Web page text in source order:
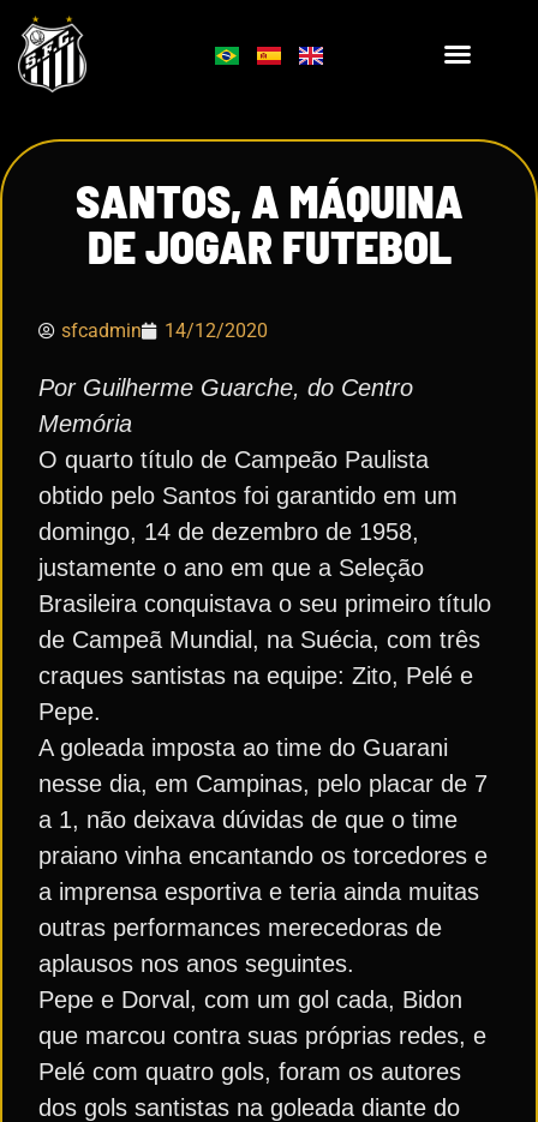
SANTOS, A MÁQUINA
DE JOGAR FUTEBOL
sfcadmin 14/12/2020
Por Guilherme Guarche, do Centro
Memória
O quarto título de Campeão Paulista
obtido pelo Santos foi garantido em um
domingo, 14 de dezembro de 1958,
justamente o ano em que a Seleção
Brasileira conquistava o seu primeiro título
de Campeã Mundial, na Suécia, com três
craques santistas na equipe: Zito, Pelé e
Pepe.
A goleada imposta ao time do Guarani
nesse dia, em Campinas, pelo placar de 7
a 1, não deixava dúvidas de que o time
praiano vinha encantando os torcedores e
a imprensa esportiva e teria ainda muitas
outras performances merecedoras de
aplausos nos anos seguintes.
Pepe e Dorval, com um gol cada, Bidon
que marcou contra suas próprias redes, e
Pelé com quatro gols, foram os autores
dos gols santistas na goleada diante do